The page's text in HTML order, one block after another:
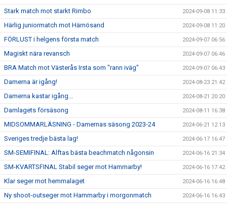
Stark match mot starkt Rimbo 2024-09-08 11:33
Härlig juniormatch mot Härnösand 2024-09-08 11:20
FÖRLUST i helgens första match 2024-09-07 06:56
Magiskt nära revansch 2024-09-07 06:46
BRA Match mot Västerås Irsta som "rann iväg" 2024-09-07 06:43
Damerna är igång! 2024-08-23 21:42
Damerna kastar igång... 2024-08-21 20:20
Damlagets försäsong 2024-08-11 16:38
MIDSOMMARLÄSNING - Damernas säsong 2023-24 2024-06-21 12:13
Sveriges tredje bästa lag! 2024-06-17 16:47
SM-SEMIFINAL: Alftas bästa beachmatch någonsin 2024-06-16 21:34
SM-KVARTSFINAL Stabil seger mot Hammarby! 2024-06-16 17:42
Klar seger mot hemmalaget 2024-06-16 16:48
Ny shoot-outseger mot Hammarby i morgonmatch 2024-06-16 16:43